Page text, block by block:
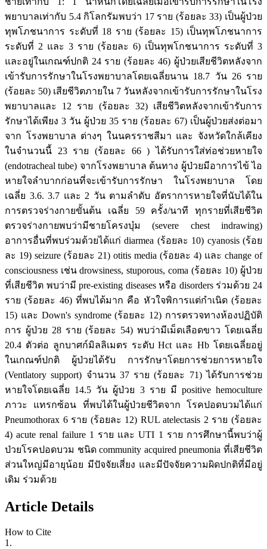
พยาบาลเท่ากับ 5.4 กิโลกรัมพบว่า 17 ราย (ร้อยละ 33) เป็นผู้ป่วย
ทุพโภชนาการ ระดับที่ 18 ราย (ร้อยละ 15) เป็นทุพโภชนาการ
ระดับที่ 2 และ 3 ราย (ร้อยละ 6) เป็นทุพโกชนาการ ระดับที่ 3
และอยู่ในเกณฑ์ปกติ 24 ราย (ร้อยละ 46) ผู้ป่วยเสียชีวิตหลังจาก
เข้ารับการรักษาในโรงพยาบาลโดยเฉลี่ยนาน 18.7 วัน 26 ราย
(ร้อยละ 50) เสียชีวิตภายใน 7 วันหลังจากเข้ารับการรักษาในโรง
พยาบาลและ 12 ราย (ร้อยละ 32) เสียชีวิตหลังจากเข้ารับการ
รักษาได้เพียง 3 วัน ผู้ป่วย 35 ราย (ร้อยละ 67) เป็นผู้ป่วยส่งต่อมา
จาก โรงพยาบาล ต่างๆ ในนครราชสีมา และ จังหวัดใกล้เคียง
ในจำนวนนี้ 23 ราย (ร้อยละ 66 ) ได้รับการใส่ท่อช่วยหายใจ
(endotracheal tube) จากโรงพยาบาล ต้นทาง ผู้ป่วยมีอาการไข้ ไอ
หายใจลำบากก่อนที่จะเข้ารับการรักษา ในโรงพยาบาล โดย
เฉลี่ย 3.6. 3.7 และ 2 วัน ตามลำดับ อัตราการหายใจที่นับได้ใน
การตรวจร่างกายขั้นต้น เฉลี่ย 59 ครั้ง/นาที ทุกรายที่เสียชีวิต
ตรวจร่างกายพบว่ามีชายโครงบุ๋ม (severe chest indrawing)
อาการอื่นที่พบร่วมด้วยได้แก่ diarmea (ร้อยละ 10) cyanosis (ร้อย
ละ 19) seizure (ร้อยละ 21) otitis media (ร้อยละ 4) และ change of
consciousness เช่น drowsiness, stuporous, coma (ร้อยละ 10) ผู้ป่วย
ที่เสียชีวิต พบว่ามี pre-existing diseases หรือ disorders ร่วมด้วย 24
ราย (ร้อยละ 46) ที่พบได้มาก คือ หัวใจพิการแต่กำเนิด (ร้อยละ
15) และ Down's syndrome (ร้อยละ 12) การตรวจทางห้องปฏิบัติ
การ ผู้ป่วย 28 ราย (ร้อยละ 54) พบว่ามีเม็ดเลือดขาว โดยเฉลี่ย
20.4 ตัวต่อ ลูกบาศก์มิลลิเมตร ระดับ Hct และ Hb โดยเฉลี่ยอยู่
ในเกณฑ์ปกติ ผู้ป่วยได้รับ การรักษาโดยการช่วยการหายใจ
(Ventlatory support) จำนวน 37 ราย (ร้อยละ 71) ได้รับการช่วย
หายใจโดยเฉลี่ย 14.5 วัน ผู้ป่วย 3 ราย มี positive hemoculture
ภาวะ แทรกซ้อน ที่พบได้ในผู้ป่วยชีวิตจาก โรคปอดบวมได้แก่
Pneumothorax 6 ราย (ร้อยละ 12) RUL atelectasis 2 ราย (ร้อยละ
4) acute renal failure 1 ราย และ UTI 1 ราย การศึกษานี้พบว่าผู้
ป่วยโรคปอดบวม ชนิด community acquired pneumonia ที่เสียชีวิต
ส่วนใหญ่มีอายุน้อย มีปัจจัยเสี่ยง และมีปัจจัยความผิดปกติที่มีอยู่
เดิม ร่วมด้วย
Article Details
How to Cite
1.